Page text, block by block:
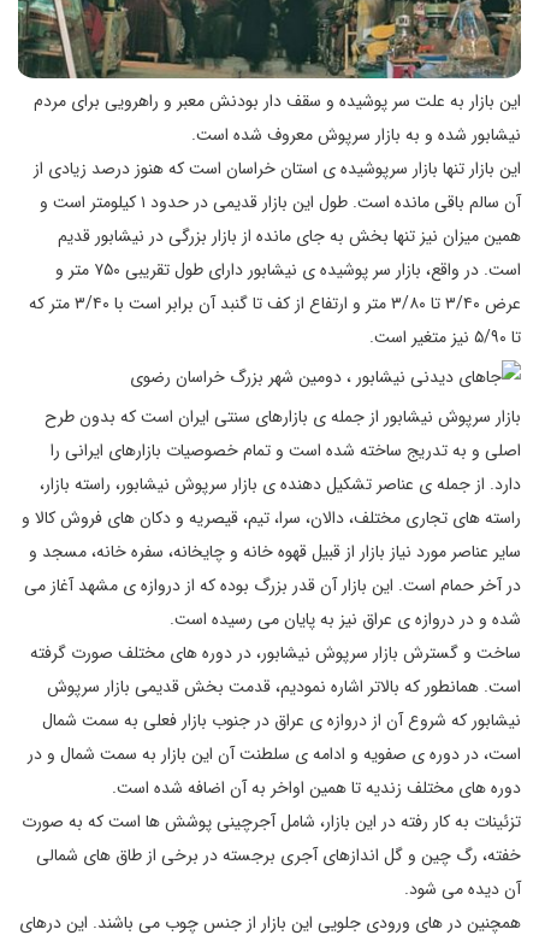
این بازار به علت سر پوشیده و سقف دار بودنش معبر و راهرویی برای مردم
نیشابور شده و به بازار سرپوش معروف شده است.
این بازار تنها بازار سرپوشیده ی استان خراسان است که هنوز درصد زیادی از
آن سالم باقی مانده است. طول این بازار قدیمی در حدود ۱ کیلومتر است و
همین میزان نیز تنها بخش به‌ جای مانده از بازار بزرگی در نیشابور قدیم
است. در واقع، بازار سر پوشیده‌ ی نیشابور دارای طول تقریبی ۷۵۰ متر و
عرض ۳/۴۰ تا ۳/۸۰ متر و ارتفاع از کف تا گنبد آن برابر است با ۳/۴۰ متر که
تا ۵/۹۰ نیز متغیر است.
بازار سرپوش نیشابور از جمله ی بازارهای سنتی ایران است که بدون طرح
اصلی و به تدریج ساخته شده است و تمام خصوصیات بازارهای ایرانی را
دارد. از جمله ی عناصر تشکیل ‌دهنده ‌ی بازار سرپوش نیشابور، راسته بازار،
راسته‌ های تجاری مختلف، دالان، سرا، تیم، قیصریه و دکان‌ های فروش کالا و
سایر عناصر مورد نیاز بازار از قبیل قهوه ‌خانه و چایخانه، سفره ‌خانه، مسجد و
در آخر حمام است. این بازار آن قدر بزرگ بوده که از دروازه ی مشهد آغاز می
شده و در دروازه ی عراق نیز به پایان می ‌رسیده است.
ساخت و گسترش بازار سرپوش نیشابور، در دوره‌ های مختلف صورت گرفته
است. همانطور که بالاتر اشاره نمودیم، قدمت بخش قدیمی بازار سرپوش
نیشابور که شروع آن از دروازه ی عراق در جنوب بازار فعلی به سمت شمال
است، در دوره‌‌ ی صفویه و ادامه ‌ی سلطنت آن این بازار به سمت شمال و در
دوره‌ های مختلف زندیه تا همین اواخر به آن اضافه شده است.
تزئینات به کار رفته در این بازار، شامل آجرچینی ‌پوشش ‌ها است که به صورت
خفته، رگ‌ چین و گل‌ اندازهای آجری برجسته در برخی از طاق‌ های شمالی
آن دیده می‌ شود.
همچنین در های ورودی جلویی این بازار از جنس چوب می باشند. این درهای